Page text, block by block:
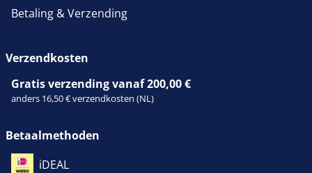
Betaling & Verzending
Verzendkosten
Gratis verzending vanaf 200,00 €
anders 16,50 € verzendkosten (NL)
Betaalmethoden
iDEAL